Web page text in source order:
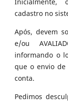
Inicialmente,
cadastro no
Após, devem
e/ou
informando o
que o envio de
conta.
Pedimos